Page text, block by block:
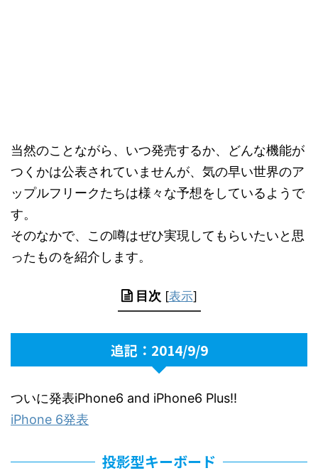
当然のことながら、いつ発売するか、どんな機能が
つくかは公表されていませんが、気の早い世界のア
ップルフリークたちは様々な予想をしているようで
す。
そのなかで、この噂はぜひ実現してもらいたいと思
ったものを紹介します。
目次 [表示]
追記：2014/9/9
ついに発表iPhone6 and iPhone6 Plus!!
iPhone 6発表
投影型キーボード